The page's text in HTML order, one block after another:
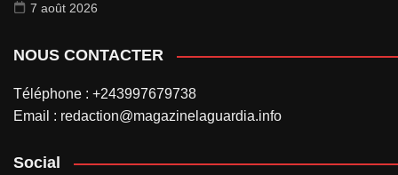
7 août 2026
NOUS CONTACTER
Téléphone : +243997679738
Email : redaction@magazinelaguardia.info
Social